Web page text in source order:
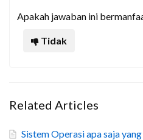
Apakah jawaban ini
Tidak
Related Articles
Sistem Operasi apa saja